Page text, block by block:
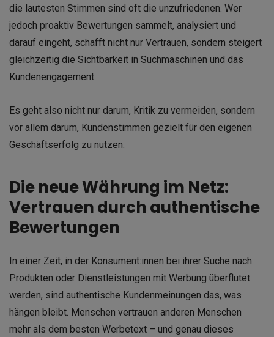
die lautesten Stimmen sind oft die unzufriedenen. Wer
jedoch proaktiv Bewertungen sammelt, analysiert und
darauf eingeht, schafft nicht nur Vertrauen, sondern steigert
gleichzeitig die Sichtbarkeit in Suchmaschinen und das
Kundenengagement.
Es geht also nicht nur darum, Kritik zu vermeiden, sondern
vor allem darum, Kundenstimmen gezielt für den eigenen
Geschäftserfolg zu nutzen.
Die neue Währung im Netz:
Vertrauen durch authentische
Bewertungen
In einer Zeit, in der Konsument:innen bei ihrer Suche nach
Produkten oder Dienstleistungen mit Werbung überflutet
werden, sind authentische Kundenmeinungen das, was
hängen bleibt. Menschen vertrauen anderen Menschen
mehr als dem besten Werbetext – und genau dieses